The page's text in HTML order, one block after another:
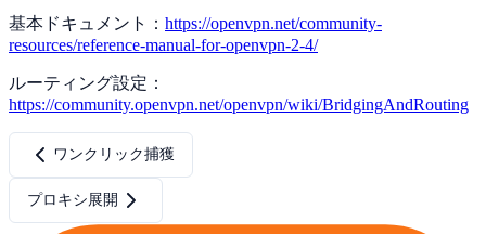
基本ドキュメント： https://openvpn.net/community-
resources/reference-manual-for-openvpn-2-4/
ルーティング設定：
https://community.openvpn.net/openvpn/wiki/BridgingAndRouting
ワンクリック捕獲
プロキシ展開